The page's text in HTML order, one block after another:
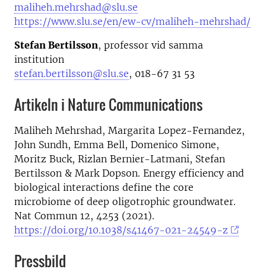
maliheh.mehrshad@slu.se
https://www.slu.se/en/ew-cv/maliheh-mehrshad/
Stefan Bertilsson, professor vid samma
institution
stefan.bertilsson@slu.se, 018-67 31 53
Artikeln i Nature Communications
Maliheh Mehrshad, Margarita Lopez-Fernandez,
John Sundh, Emma Bell, Domenico Simone,
Moritz Buck, Rizlan Bernier-Latmani, Stefan
Bertilsson & Mark Dopson. Energy efficiency and
biological interactions define the core
microbiome of deep oligotrophic groundwater.
Nat Commun 12, 4253 (2021).
https://doi.org/10.1038/s41467-021-24549-z
Pressbild